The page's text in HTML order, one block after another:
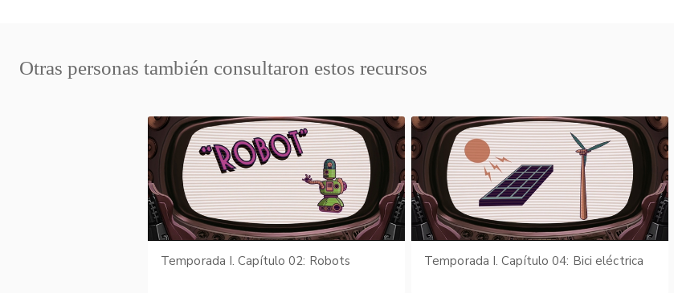
Otras personas también consultaron estos recursos
Temporada I. Capítulo 02: Robots Temporada I. Capítulo 04: Bici eléctrica